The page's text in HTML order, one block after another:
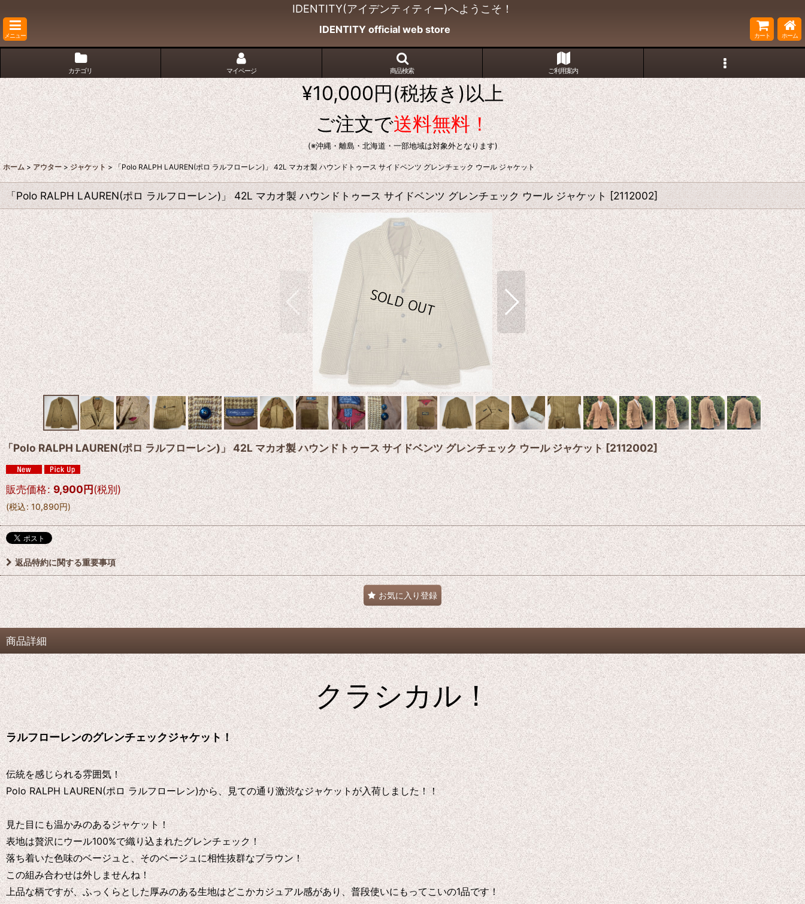
IDENTITY(アイデンティティー)へようこそ！
メニュー
IDENTITY official web store
カート ホーム
カテゴリ マイページ 商品検索 ご利用案内
¥10,000円(税抜き)以上
ご注文で送料無料！
(※沖縄・離島・北海道・一部地域は対象外となります)
ホーム > アウター > ジャケット > 「Polo RALPH LAUREN(ポロ ラルフローレン)」 42L マカオ製 ハウンドトゥース サイドベンツ グレンチェック ウール ジャケット
「Polo RALPH LAUREN(ポロ ラルフローレン)」 42L マカオ製 ハウンドトゥース サイドベンツ グレンチェック ウール ジャケット [2112002]
「Polo RALPH LAUREN(ポロ ラルフローレン)」 42L マカオ製 ハウンドトゥース サイドベンツ グレンチェック ウール ジャケット [2112002]
販売価格: 9,900円(税別)
(税込: 10,890円)
返品特約に関する重要事項
お気に入り登録
商品詳細
クラシカル！
ラルフローレンのグレンチェックジャケット！
伝統を感じられる雰囲気！
Polo RALPH LAUREN(ポロ ラルフローレン)から、見ての通り激渋なジャケットが入荷しました！！
見た目にも温かみのあるジャケット！
表地は贅沢にウール100%で織り込まれたグレンチェック！
落ち着いた色味のベージュと、そのベージュに相性抜群なブラウン！
この組み合わせは外しませんね！
上品な柄ですが、ふっくらとした厚みのある生地はどこかカジュアル感があり、普段使いにもってこいの1品です！